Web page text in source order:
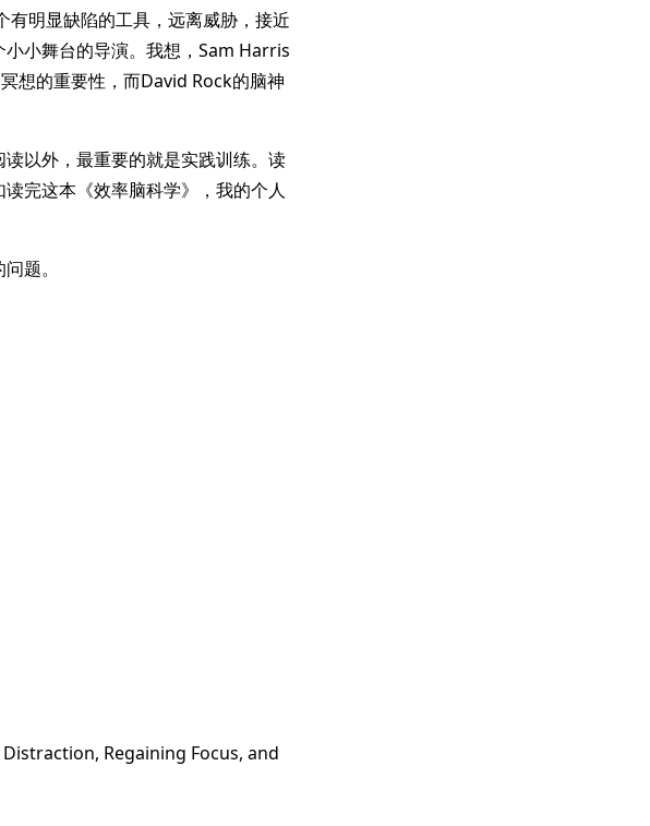
明显缺陷的工具，远离威胁，接近
小舞台的导演。我想，Sam Harris
想的重要性，而David Rock的脑神
以外，最重要的就是实践训练。读
完这本《效率脑科学》，我的个人
题。
Regaining Focus, and